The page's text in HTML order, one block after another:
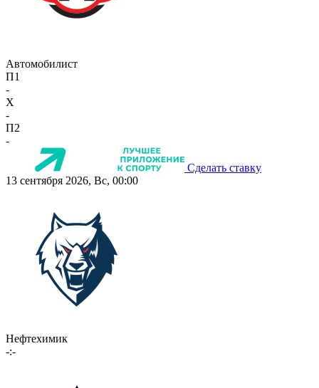
Автомобилист
П1
-
X
-
П2
-
Сделать ставку
13 сентября 2026, Вс, 00:00
Нефтехимик
-:-